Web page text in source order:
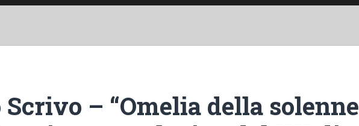
Scrivo – “Omelia della solenne